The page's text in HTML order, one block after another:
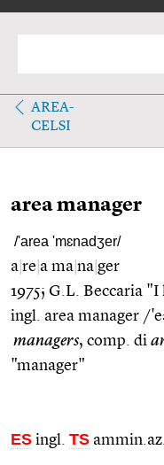
AREA-
CELSI
area manager
/'area 'mɛnadʒer/
a re a ma na ger
1975; G.L. Beccaria
ingl. area manager /
managers, comp. di
"manager"
ES ingl. TS